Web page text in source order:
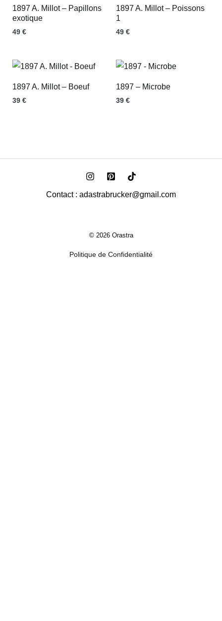
1897 A. Millot – Papillons
exotique
49 €
1897 A. Millot – Poissons
1
49 €
1897 A. Millot – Boeuf
39 €
1897 – Microbe
39 €
Contact : adastrabrucker@gmail.com
© 2026 Orastra
Politique de Confidentialité